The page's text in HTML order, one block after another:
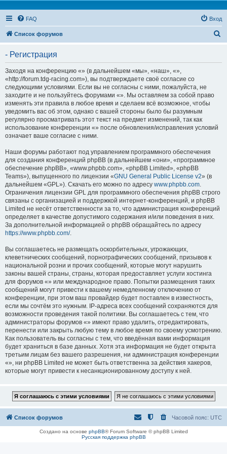
FAQ Вход
Список форумов
- Регистрация
Заходя на конференцию «» (в дальнейшем «мы», «наш», «»,
«http://forum.tdg-racing.com»), вы подтверждаете своё согласие со
следующими условиями. Если вы не согласны с ними, пожалуйста, не
заходите и не пользуйтесь форумами «». Мы оставляем за собой право
изменять эти правила в любое время и сделаем всё возможное, чтобы
уведомить вас об этом, однако с вашей стороны было бы разумным
регулярно просматривать этот текст на предмет изменений, так как
использование конференции «» после обновления/исправления условий
означает ваше согласие с ними.
Наши форумы работают под управлением программного обеспечения
для создания конференций phpBB (в дальнейшем «они», «программное
обеспечение phpBB», «www.phpbb.com», «phpBB Limited», «phpBB
Teams»), выпущенного по лицензии «GNU General Public License v2» (в
дальнейшем «GPL»). Скачать его можно по адресу www.phpbb.com.
Ограничения лицензии GPL для программного обеспечения phpBB строго
связаны с организацией и поддержкой интернет-конференций, и phpBB
Limited не несёт ответственности за то, что администрация конференций
определяет в качестве допустимого содержания и/или поведения в них.
За дополнительной информацией о phpBB обращайтесь по адресу
https://www.phpbb.com/.
Вы соглашаетесь не размещать оскорбительных, угрожающих,
клеветнических сообщений, порнографических сообщений, призывов к
национальной розни и прочих сообщений, которые могут нарушить
законы вашей страны, страны, которая предоставляет услуги хостинга
для форумов «» или международное право. Попытки размещения таких
сообщений могут привести к вашему немедленному отключению от
конференции, при этом ваш провайдер будет поставлен в известность,
если мы сочтём это нужным. IP-адреса всех сообщений сохраняются для
возможности проведения такой политики. Вы соглашаетесь с тем, что
администраторы форумов «» имеют право удалить, отредактировать,
перенести или закрыть любую тему в любое время по своему усмотрению.
Как пользователь вы согласны с тем, что введённая вами информация
будет храниться в базе данных. Хотя эта информация не будет открыта
третьим лицам без вашего разрешения, ни администрация конференции
«», ни phpBB Limited не может быть ответственна за действия хакеров,
которые могут привести к несанкционированному доступу к ней.
Список форумов Часовой пояс: UTC
Создано на основе phpBB® Forum Software © phpBB Limited
Русская поддержка phpBB